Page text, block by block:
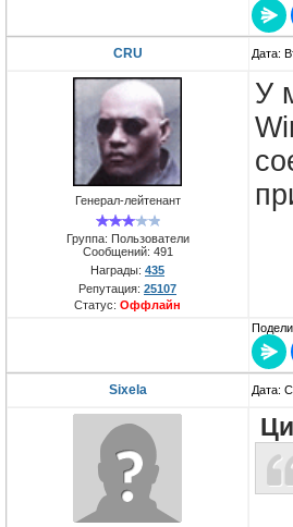
CRU Дата:
Генерал-лейтенант
Группа: Пользователи
Сообщений: 491
Награды: 435
Репутация: 25107
Статус: Оффлайн
У
Sixela Дата: